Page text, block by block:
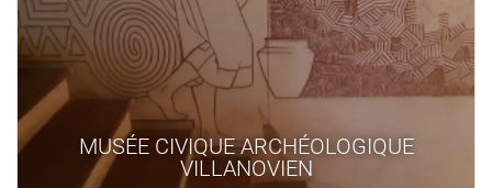
MUSÉE CIVIQUE ARCHÉOLOGIQUE
VILLANOVIEN